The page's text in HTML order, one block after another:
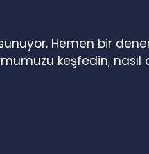
Hemen bir
keşfedin,